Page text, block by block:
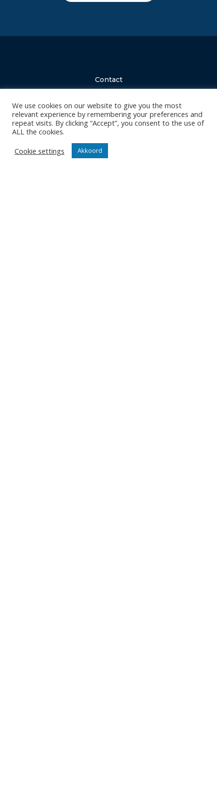
Contact
8800 Roeselare
office@knackvolley.be
Club
We use cookies on our website to give you the most
relevant experience by remembering your preferences and
repeat visits. By clicking “Accept”, you consent to the use of
ALL the cookies.
Cookie settings
Akkoord